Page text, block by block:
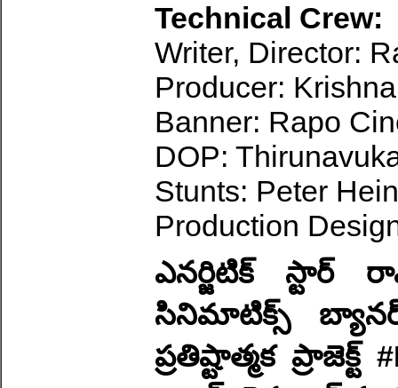
Technical Crew:
Writer, Director:
Producer:
Banner: Rapo
DOP:
Stunts: Peter Hein
Production
ఎనర్జిటిక్
సినిమాటిక్స్
ప్రతిష్టాత్మక